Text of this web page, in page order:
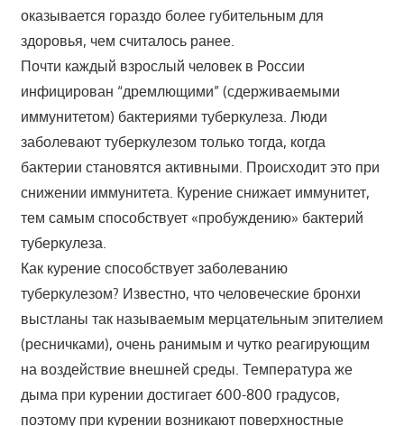
оказывается гораздо более губительным для
здоровья, чем считалось ранее.
Почти каждый взрослый человек в России
инфицирован “дремлющими” (сдерживаемыми
иммунитетом) бактериями туберкулеза. Люди
заболевают туберкулезом только тогда, когда
бактерии становятся активными. Происходит это при
снижении иммунитета. Курение снижает иммунитет,
тем самым способствует «пробуждению» бактерий
туберкулеза.
Как курение способствует заболеванию
туберкулезом? Известно, что человеческие бронхи
выстланы так называемым мерцательным эпителием
(ресничками), очень ранимым и чутко реагирующим
на воздействие внешней среды. Температура же
дыма при курении достигает 600-800 градусов,
поэтому при курении возникают поверхностные